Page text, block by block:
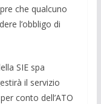
che qualcuno
l’obbligo di
SIE spa
il servizio
conto dell’ATO